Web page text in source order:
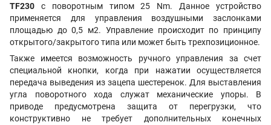
TF230 с поворотным типом 25 Nm. Данное устройство
применяется для управления воздушными заслонками
площадью до 0,5 м2. Управление происходит по принципу
открытого/закрытого типа или может быть трехпозиционное.
Также имеется возможность ручного управления за счет
специальной кнопки, когда при нажатии осуществляется
передача выведения из зацепа шестеренок. Для выставления
угла поворотного хода служат механические упоры. В
приводе предусмотрена защита от перегрузки, что
конструктивно не требует дополнительных конечных